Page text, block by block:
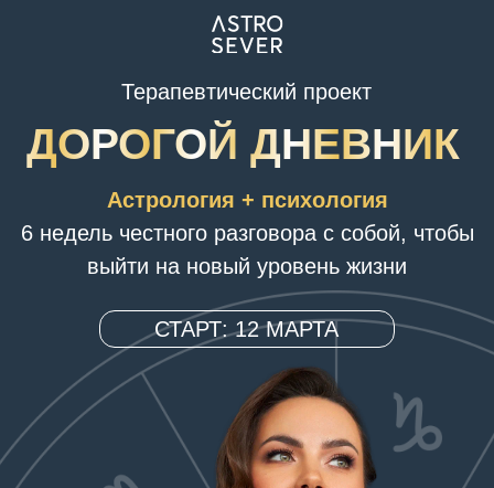
УЧАСТВОВАТЬ
СТАРТ: 12 МАРТА
Астрология + психология
6 недель честного разговора с собой, чтобы
выйти на новый уровень жизни
ДОРОГОЙ ДНЕВНИК